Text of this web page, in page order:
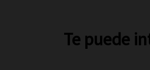
Te puede